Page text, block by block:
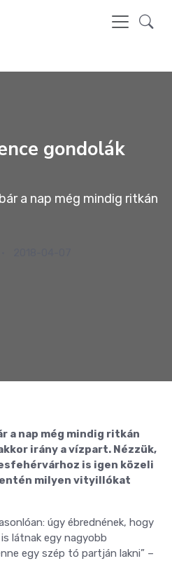
gondolák
a nap még mindig ritkán
a nap még mindig ritkán
irány a vízpart. Nézzük,
is igen közeli
milyen vityillókat
úgy ébrednének, hogy
látnak egy nagyobb
egy szép tó partján lakni” –